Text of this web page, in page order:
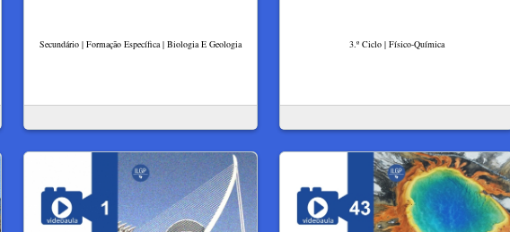
Secundário | Formação Específica | Biologia E Geologia 3.º Ciclo | Físico-Química